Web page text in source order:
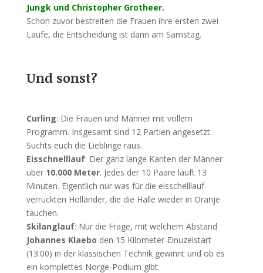
Jungk und Christopher Grotheer.
Schon zuvor bestreiten die Frauen ihre ersten zwei
Läufe, die Entscheidung ist dann am Samstag.
Und sonst?
Curling: Die Frauen und Männer mit vollem
Programm. Insgesamt sind 12 Partien angesetzt.
Suchts euch die Lieblinge raus.
Eisschnelllauf: Der ganz lange Kanten der Männer
über 10.000 Meter. Jedes der 10 Paare läuft 13
Minuten. Eigentlich nur was für die eisschelllauf-
verrückten Holländer, die die Halle wieder in Oranje
tauchen.
Skilanglauf: Nur die Frage, mit welchem Abstand
Johannes Klaebo den 15 Kilometer-Einuzelstart
(13:00) in der klassischen Technik gewinnt und ob es
ein komplettes Norge-Podium gibt.